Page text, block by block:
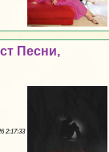
Песни,
2:17:33